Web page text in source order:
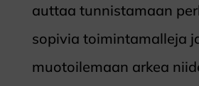
auttaa tunnistamaan
sopivia toimintamalleja
muotoilemaan arkea